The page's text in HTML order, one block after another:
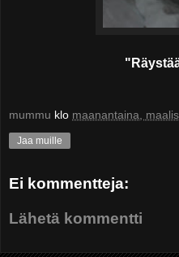
mummu klo maanantaina,
Jaa muille
Ei kommentteja:
Lähetä kommentti